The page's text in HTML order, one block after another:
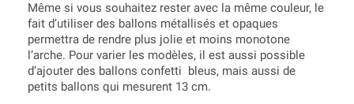
Même si vous souhaitez rester avec la même couleur, le
fait d’utiliser des ballons métallisés et opaques
permettra de rendre plus jolie et moins monotone
l’arche. Pour varier les modèles, il est aussi possible
d’ajouter des ballons confetti bleus, mais aussi de
petits ballons qui mesurent 13 cm.